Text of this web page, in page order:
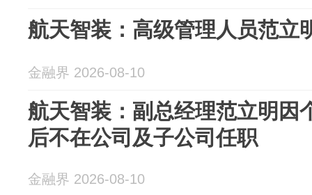
航天智装：高级管理人员范立
金融界 2026-08-10
航天智装：副总经理范立明因
后不在公司及子公司任职
金融界 2026-08-10